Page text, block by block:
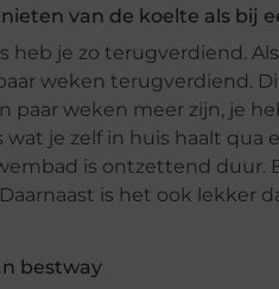
van de koelte als bij
heb je zo terugverdiend.
weken terugverdiend.
paar weken meer zijn, je
wat je zelf in huis haalt
is ontzettend
is het ook lekker
bestway